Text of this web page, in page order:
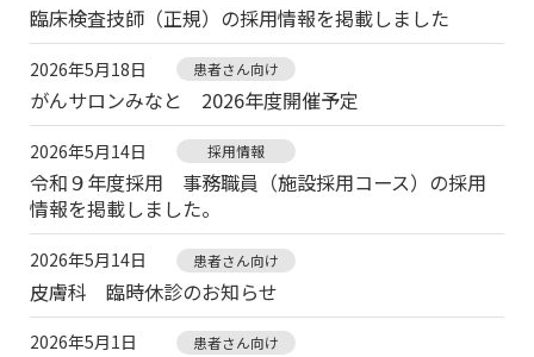
臨床検査技師（正規）の採用情報を掲載しました
2026年5月18日 患者さん向け
がんサロンみなと 2026年度開催予定
2026年5月14日 採用情報
令和９年度採用 事務職員（施設採用コース）の採用
情報を掲載しました。
2026年5月14日 患者さん向け
皮膚科 臨時休診のお知らせ
2026年5月1日 患者さん向け